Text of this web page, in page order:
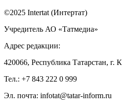
©2025 Intertat (Интертат)
Учредитель АО «Татмедиа»
Адрес редакции:
420066, Республика Татарстан, г.
Тел.: +7 843 222 0 999
Эл. почта: infotat@tatar-inform.ru